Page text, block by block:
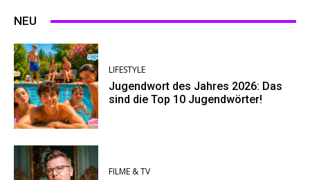
NEU
LIFESTYLE
Jugendwort des Jahres 2026: Das
sind die Top 10 Jugendwörter!
FILME & TV